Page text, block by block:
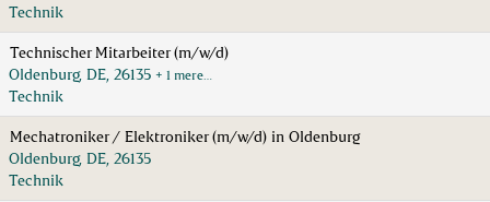
Technik
Technischer Mitarbeiter (m/w/d)
Oldenburg, DE, 26135 + 1 mere…
Technik
Mechatroniker / Elektroniker (m/w/d) in Oldenburg
Oldenburg, DE, 26135
Technik